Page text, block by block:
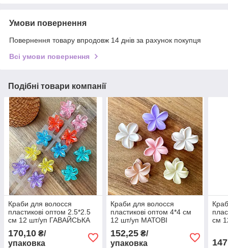
Умови повернення
Повернення товару впродовж 14 днів за рахунок покупця
Всі умови повернення
Подібні товари компанії
Краби для волосся
пластикові оптом 2.5*2.5
см 12 шт/уп ГАВАЙСЬКА
170,10 ₴/
упаковка
Краби для волосся
пластикові оптом 4*4 см
12 шт/уп МАТОВІ
КВІТКА
152,25₴/
упаковка
см
147